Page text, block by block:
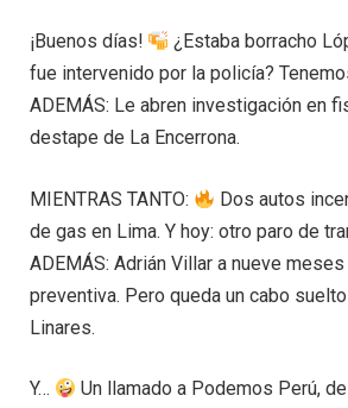
¡Buenos días!
¿Estaba borracho
fue intervenido por la policía?
ADEMÁS: Le abren investigación en
destape de La Encerrona.
MIENTRAS TANTO:
Dos autos
de gas en Lima. Y hoy: otro paro de
ADEMÁS: Adrián Villar a nueve
preventiva. Pero queda un cabo
Linares.
Y…
Un llamado a Podemos Perú,